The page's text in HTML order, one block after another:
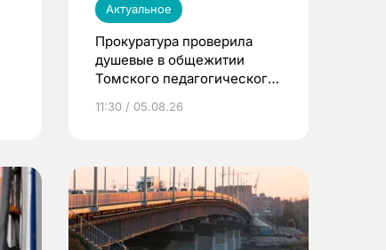
Актуальное
Прокуратура проверила
душевые в общежитии
Томского педагогического
11:30 / 05.08.26